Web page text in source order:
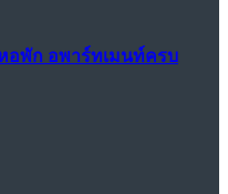
อพัก อพาร์ทเมนท์ครบ